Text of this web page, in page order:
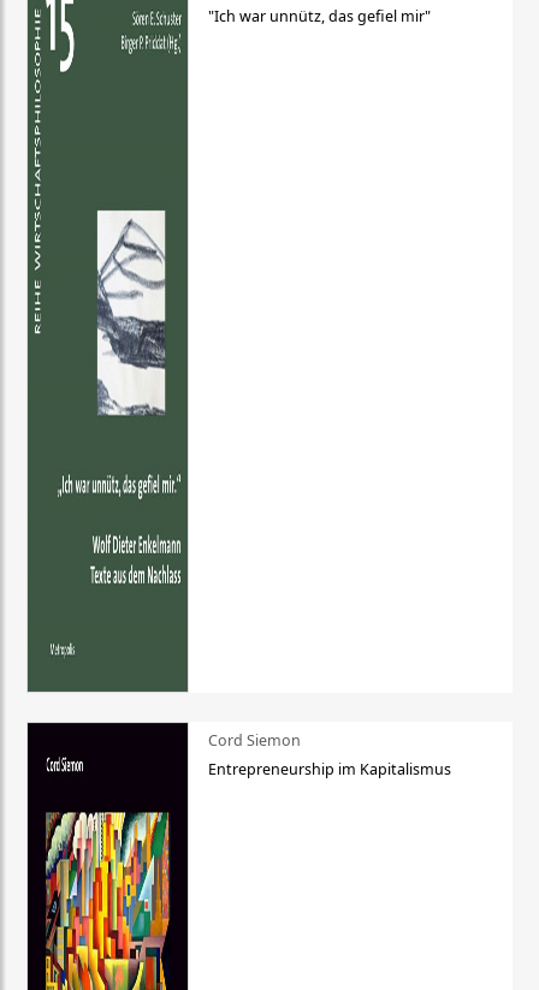
"Ich war unnütz, das gefiel mir"
Cord Siemon
Entrepreneurship im Kapitalismus